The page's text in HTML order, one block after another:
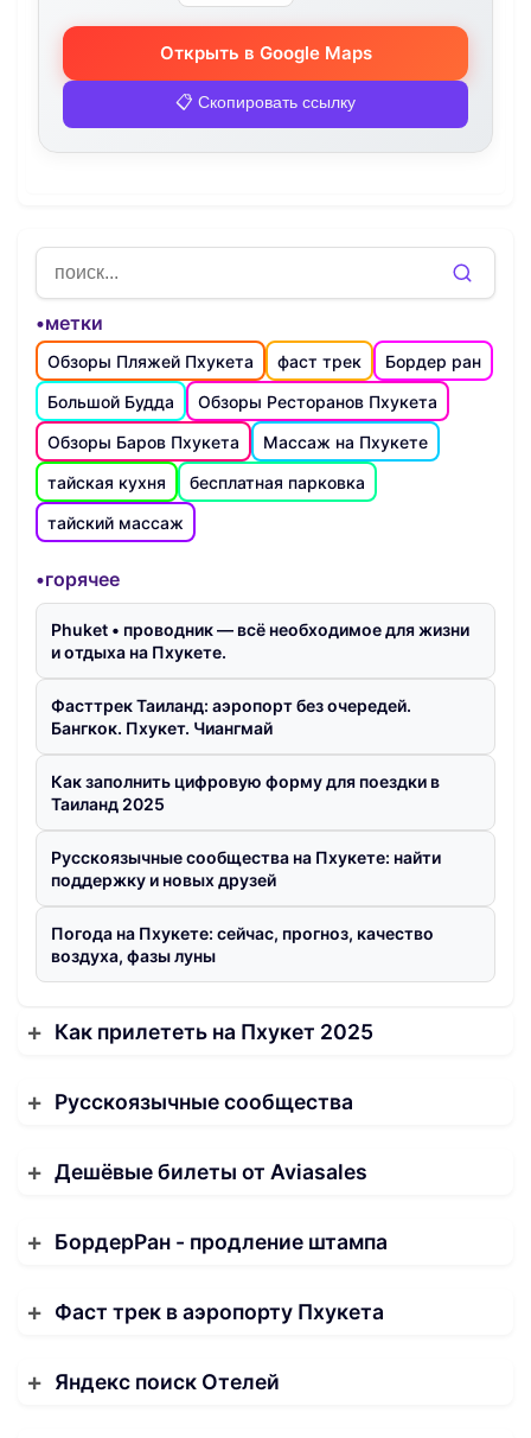
Открыть в Google Maps
📋 Скопировать ссылку
•метки
Обзоры Пляжей Пхукета фаст трек
Бордер ран
Большой Будда
Обзоры Ресторанов Пхукета
Обзоры Баров Пхукета
Массаж на Пхукете
тайская кухня
бесплатная парковка
тайский массаж
•горячее
Phuket • проводник — всё необходимое для жизни
и отдыха на Пхукете.
Фасттрек Таиланд: аэропорт без очередей.
Бангкок. Пхукет. Чиангмай
Как заполнить цифровую форму для поездки в
Таиланд 2025
Русскоязычные сообщества на Пхукете: найти
поддержку и новых друзей
Погода на Пхукете: сейчас, прогноз, качество
воздуха, фазы луны
Как прилететь на Пхукет 2025
Русскоязычные сообщества
Дешёвые билеты от Aviasales
БордерРан - продление штампа
Фаст трек в аэропорту Пхукета
Яндекс поиск Отелей